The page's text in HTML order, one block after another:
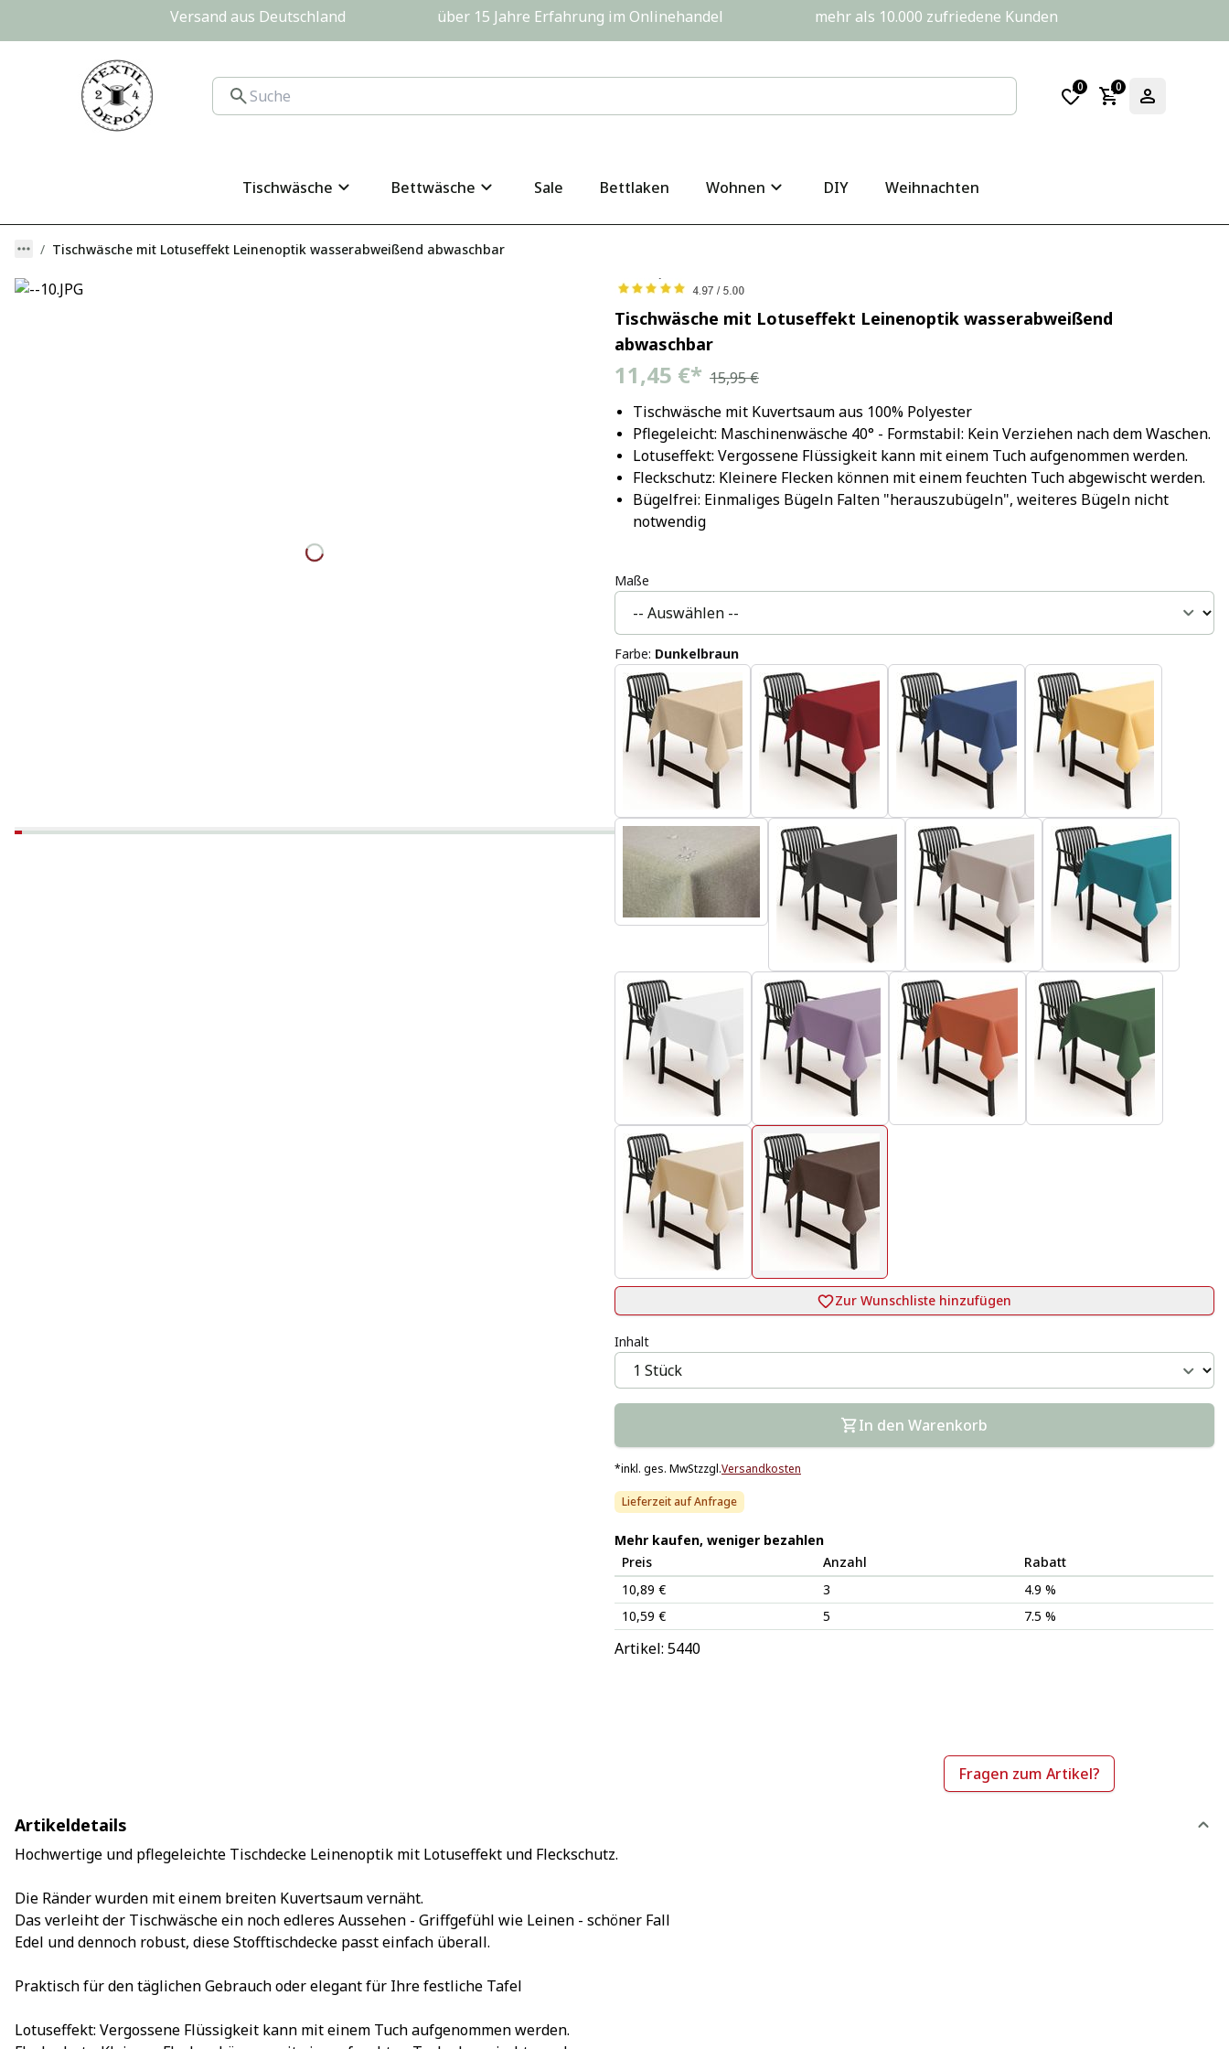
Versand aus Deutschland                         über 15 Jahre Erfahrung im Onlinehandel                         mehr als 10.000 zufriedene Kunden
0 0
Tischwäsche Bettwäsche Sale Bettlaken Wohnen DIY Weihnachten
Tischwäsche mit Lotuseffekt Leinenoptik wasserabweißend abwaschbar
Tischwäsche mit Lotuseffekt Leinenoptik wasserabweißend
abwaschbar
11,45 €* 15,95 €
Tischwäsche mit Kuvertsaum aus 100% Polyester
Pflegeleicht: Maschinenwäsche 40° - Formstabil: Kein Verziehen nach dem Waschen.
Lotuseffekt: Vergossene Flüssigkeit kann mit einem Tuch aufgenommen werden.
Fleckschutz: Kleinere Flecken können mit einem feuchten Tuch abgewischt werden.
Bügelfrei: Einmaliges Bügeln Falten "herauszubügeln", weiteres Bügeln nicht
notwendig
Maße
Farbe: Dunkelbraun
Zur Wunschliste hinzufügen
Inhalt
In den Warenkorb
*inkl. ges. MwStzzgl.Versandkosten
Lieferzeit auf Anfrage
Mehr kaufen, weniger bezahlen
Preis
Anzahl
Rabatt
10,89 €
3
4.9 %
10,59 €
5 7.5 %
Artikel: 5440
Fragen zum Artikel?
Artikeldetails
Hochwertige und pflegeleichte Tischdecke Leinenoptik mit Lotuseffekt und Fleckschutz.
Die Ränder wurden mit einem breiten Kuvertsaum vernäht.
Das verleiht der Tischwäsche ein noch edleres Aussehen - Griffgefühl wie Leinen - schöner Fall
Edel und dennoch robust, diese Stofftischdecke passt einfach überall.
Praktisch für den täglichen Gebrauch oder elegant für Ihre festliche Tafel
Lotuseffekt: Vergossene Flüssigkeit kann mit einem Tuch aufgenommen werden.